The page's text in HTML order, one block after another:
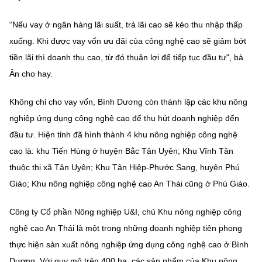
(Ghi rõ nguồn "https://mst.gov.vn" khi phát hành lại thông tin từ
“Nếu vay ở ngân hàng lãi suất, trả lãi cao sẽ kéo thu nhập thấp
xuống. Khi được vay vốn ưu đãi của công nghệ cao sẽ giảm bớt
tiền lãi thì doanh thu cao, từ đó thuận lợi để tiếp tục đầu tư", bà
Ân cho hay.
Không chỉ cho vay vốn, Bình Dương còn thành lập các khu nông
nghiệp ứng dụng công nghệ cao để thu hút doanh nghiệp đến
đầu tư. Hiện tỉnh đã hình thành 4 khu nông nghiệp công nghệ
cao là: khu Tiến Hùng ở huyện Bắc Tân Uyên; Khu Vĩnh Tân
thuộc thị xã Tân Uyên; Khu Tân Hiệp-Phước Sang, huyện Phú
Giáo; Khu nông nghiệp công nghệ cao An Thái cũng ở Phú Giáo.
Công ty Cổ phần Nông nghiệp U&I, chủ Khu nông nghiệp công
nghệ cao An Thái là một trong những doanh nghiệp tiên phong
thực hiện sản xuất nông nghiệp ứng dụng công nghệ cao ở Bình